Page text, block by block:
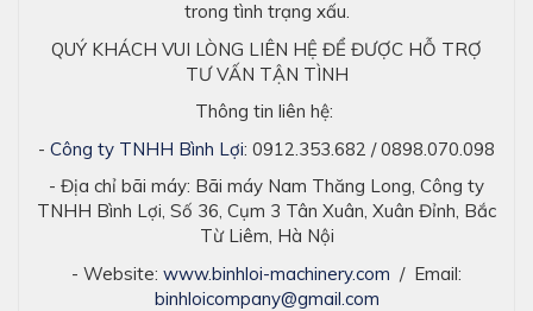
trong tình trạng xấu.
QUÝ KHÁCH VUI LÒNG LIÊN HỆ ĐỂ ĐƯỢC HỖ TRỢ
TƯ VẤN TẬN TÌNH
Thông tin liên hệ:
- Công ty TNHH Bình Lợi: 0912.353.682 / 0898.070.098
- Địa chỉ bãi máy: Bãi máy Nam Thăng Long, Công ty
TNHH Bình Lợi, Số 36, Cụm 3 Tân Xuân, Xuân Đỉnh, Bắc
Từ Liêm, Hà Nội
- Website: www.binhloi-machinery.com / Email:
binhloicompany@gmail.com